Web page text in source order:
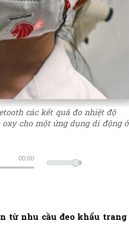
các kết quả đo nhiệt độ
cho một ứng dụng di động ở
00:00
từ nhu cầu đeo khẩu trang